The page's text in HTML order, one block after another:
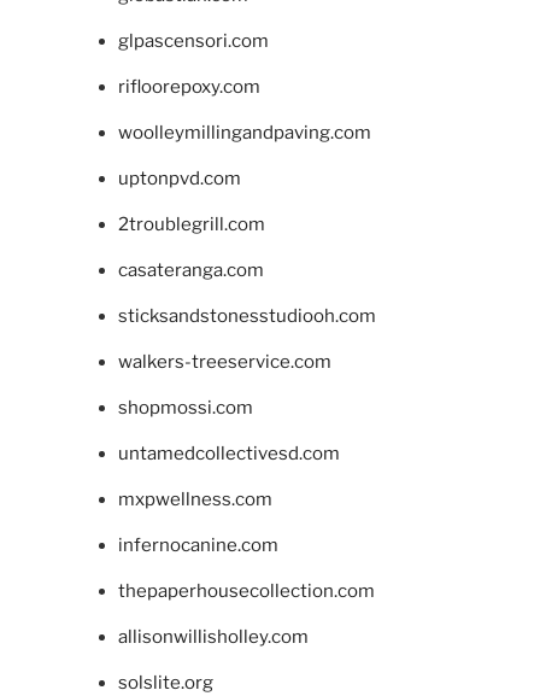
glpascensori.com
rifloorepoxy.com
woolleymillingandpaving.com
uptonpvd.com
2troublegrill.com
casateranga.com
sticksandstonesstudiooh.com
walkers-treeservice.com
shopmossi.com
untamedcollectivesd.com
mxpwellness.com
infernocanine.com
thepaperhousecollection.com
allisonwillisholley.com
solslite.org